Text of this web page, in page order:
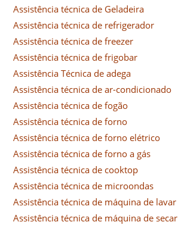
Assistência técnica de Geladeira
Assistência técnica de refrigerador
Assistência técnica de freezer
Assistência técnica de frigobar
Assistência Técnica de adega
Assistência técnica de ar-condicionado
Assistência técnica de fogão
Assistência técnica de forno
Assistência técnica de forno elétrico
Assistência técnica de forno a gás
Assistência técnica de cooktop
Assistência técnica de microondas
Assistência técnica de máquina de lavar
Assistência técnica de máquina de secar